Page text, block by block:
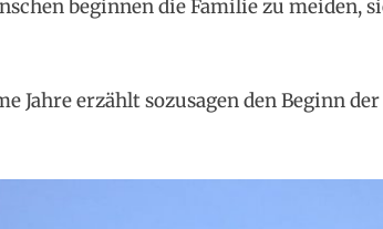
beginnen die Familie zu meiden,
Jahre erzählt sozusagen den Beginn